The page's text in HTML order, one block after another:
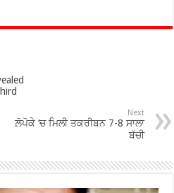
Next
ਲ਼ੋਪੋਕੇ ‘ਚ ਮਿਲੀ ਤਕਰੀਬਨ 7-8 ਸਾਲਾ
ਬੱਚੀ